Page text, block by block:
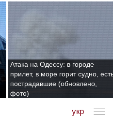
Атака на Одессу: в городе
прилет, в море горит судно,
пострадавшие (обновлено,
фото)
укр